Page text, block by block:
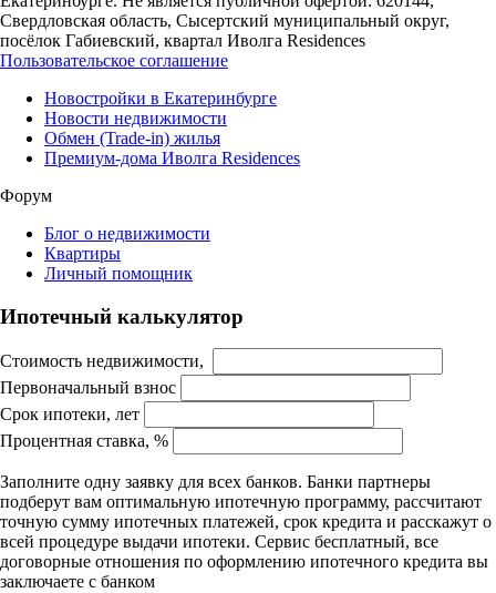
Свердловская область, Сысертский муниципальный округ,
посёлок Габиевский, квартал Иволга Residences
Пользовательское соглашение
Новостройки в Екатеринбурге
Новости недвижимости
Обмен (Trade-in) жилья
Премиум-дома Иволга Residences
Форум
Блог о недвижимости
Квартиры
Личный помощник
Ипотечный калькулятор
Стоимость недвижимости,
Первоначальный взнос
Срок ипотеки, лет
Процентная ставка, %
Заполните одну заявку для всех банков. Банки партнеры
подберут вам оптимальную ипотечную программу, рассчитают
точную сумму ипотечных платежей, срок кредита и расскажут о
всей процедуре выдачи ипотеки. Сервис бесплатный, все
договорные отношения по оформлению ипотечного кредита вы
заключаете с банком